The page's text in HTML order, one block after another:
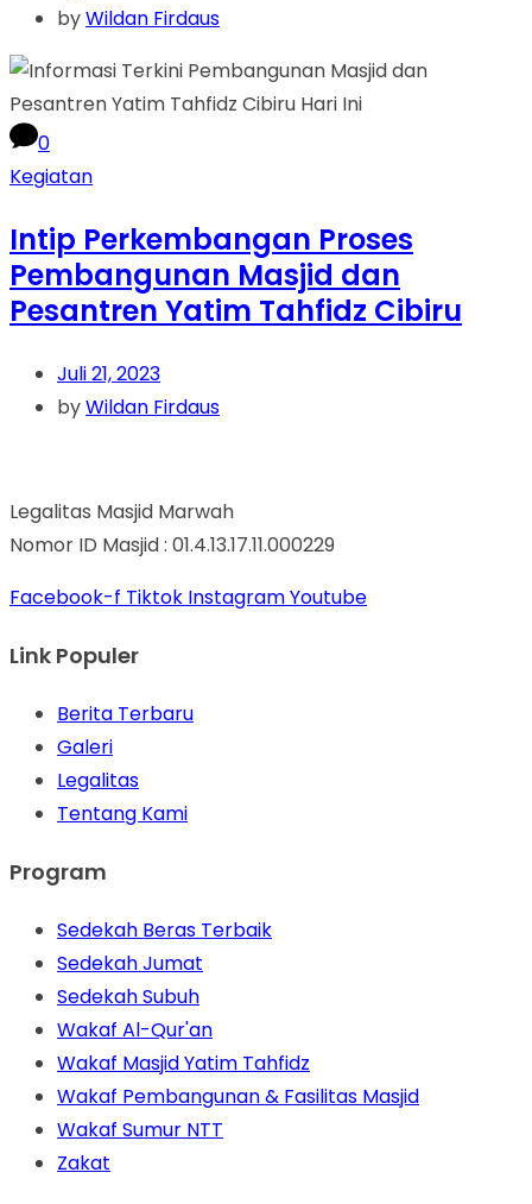
byWildan Firdaus
0
Kegiatan
Intip Perkembangan Proses
Pembangunan Masjid dan
Pesantren Yatim Tahfidz Cibiru
Juli 21, 2023
byWildan Firdaus
Legalitas Masjid Marwah
Nomor ID Masjid : 01.4.13.17.11.000229
Facebook-f Tiktok InstagramYoutube
Link Populer
Berita Terbaru
Galeri
Legalitas
Tentang Kami
Program
Sedekah Beras Terbaik
Sedekah Jumat
Sedekah Subuh
Wakaf Al-Qur'an
Wakaf Masjid Yatim Tahfidz
Wakaf Pembangunan & Fasilitas Masjid
Wakaf Sumur NTT
Zakat